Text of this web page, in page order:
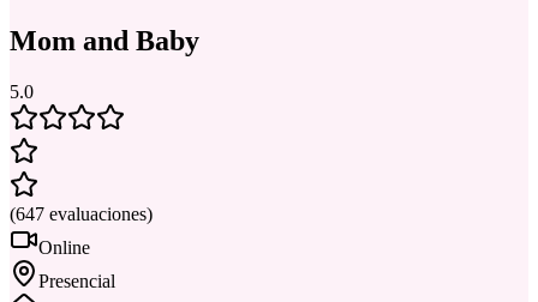
Mom and Baby
5.0
(647 evaluaciones)
Online
Presencial